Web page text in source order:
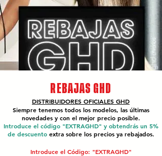
REBAJAS GHD
DISTRIBUIDORES OFICIALES GHD
Siempre tenemos todos los modelos, las últimas
novedades y con el mejor precio posible.
Introduce el código "EXTRAGHD" y obtendrás un 5%
de descuento extra sobre los precios ya rebajados.
Introduce el Código: "EXTRAGHD"